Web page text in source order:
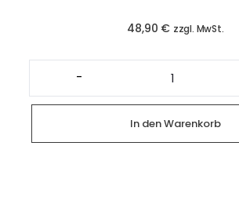
48,90 € zzgl. MwSt.
-
Platte
mit
belegten
Herz-
Brötchen
(12
Stück)
Menge
In den Warenkorb